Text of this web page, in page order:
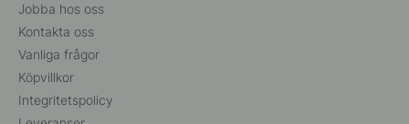
Jobba hos oss
Kontakta oss
Vanliga frågor
Köpvillkor
Integritetspolicy